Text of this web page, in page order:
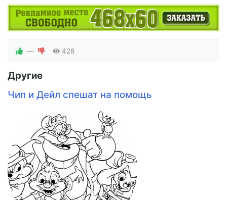
— 428
Другие
Чип и Дейл спешат на помощь